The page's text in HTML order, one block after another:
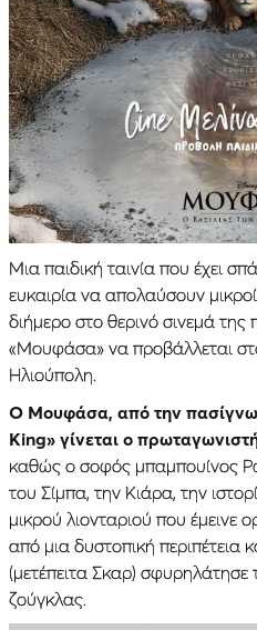
Mια παιδική ταινία που έχει
ευκαιρία να απολαύσουν
διήμερο στο θερινό σινεμά της
«Μουφάσα» να προβάλλεται
Ηλιούπολη.
Ο Μουφάσα, από την
King» γίνεται ο
καθώς ο σοφός μπαμπουίνος
του Σίμπα, την Κιάρα, την
μικρού λιονταριού που
από μια δυστοπική περιπέτεια
(μετέπειτα Σκαρ) σφυρηλάτησε
ζούγκλας.